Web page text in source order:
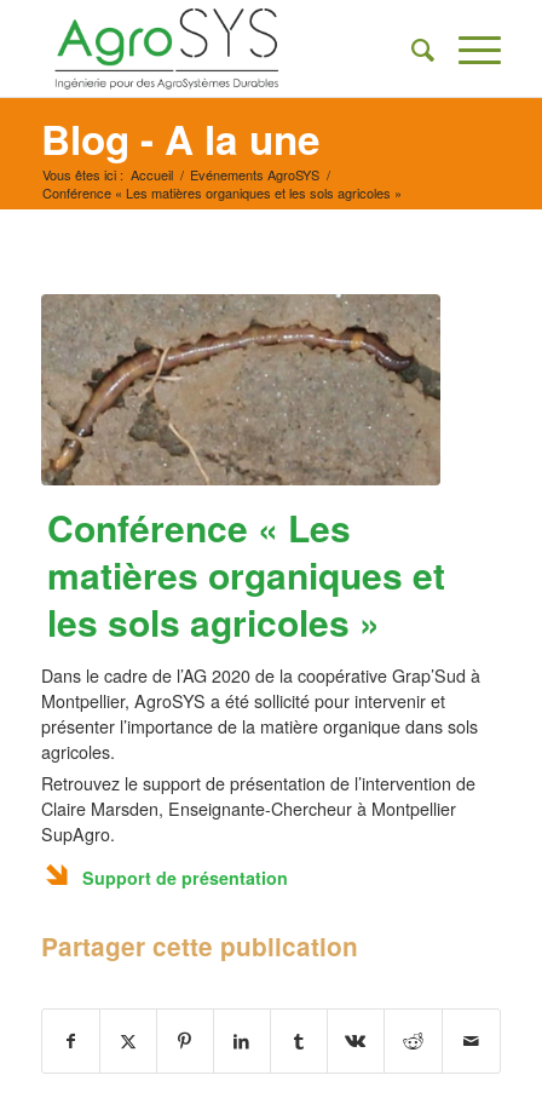
Blog - A la une
Vous êtes ici : Accueil / Evénements AgroSYS /
Conférence « Les matières organiques et les sols agricoles »
Conférence « Les
matières organiques et
les sols agricoles »
Dans le cadre de l’AG 2020 de la coopérative Grap’Sud à
Montpellier, AgroSYS a été sollicité pour intervenir et
présenter l’importance de la matière organique dans sols
agricoles.
Retrouvez le support de présentation de l’intervention de
Claire Marsden, Enseignante-Chercheur à Montpellier
SupAgro.
Support de présentation
Partager cette publication